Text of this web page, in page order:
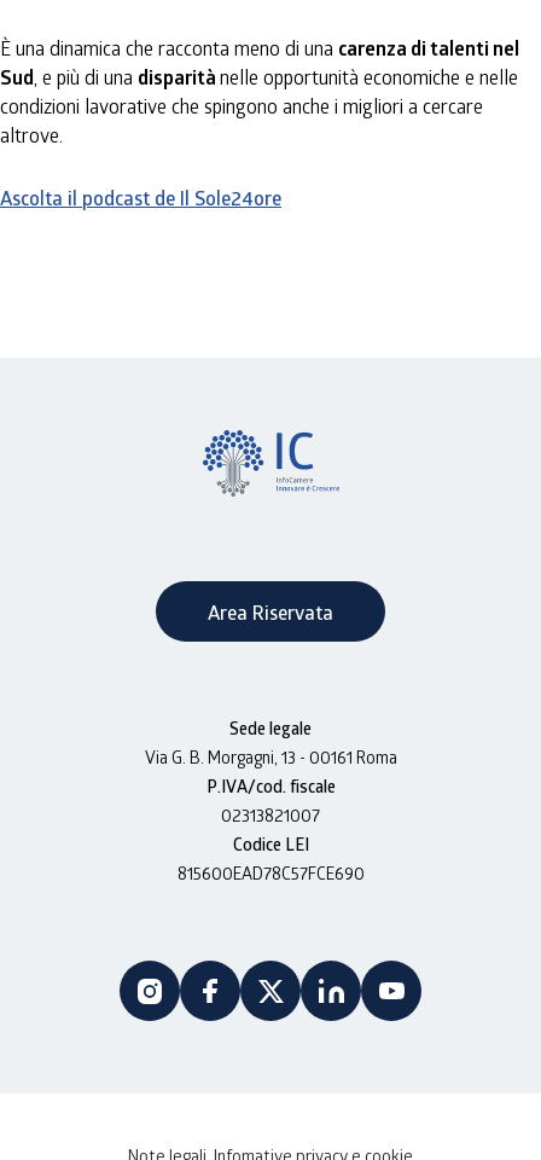
È una dinamica che racconta meno di una carenza di talenti nel
Sud , e più di una disparitànelle opportunità economiche e nelle
condizioni lavorative che spingono anche i migliori a cercare
altrove.
Ascolta il podcast de Il Sole24ore
Area Riservata
Sede legale
Via G. B. Morgagni, 13 - 00161 Roma
P.IVA/cod. fiscale
02313821007
Codice LEI
815600EAD78C57FCE690